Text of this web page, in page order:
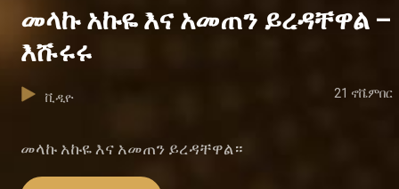
መላኩ አኩዬ እና አመጠን ይረዳቸዋል –
እሹሩሩ
ቪዲዮ 21 ኖቬምበር
መላኩ አኩዬ እና አመጠን ይረዳቸዋል።